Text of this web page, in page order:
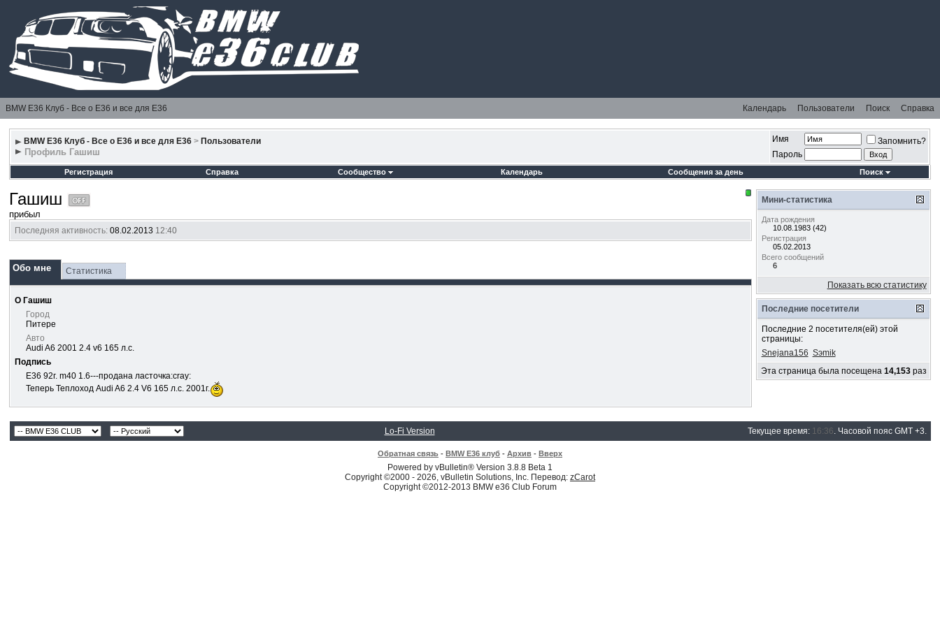
BMW E36 Клуб - Все о Е36 и все для Е36 Календарь Пользователи Поиск Справка
BMW E36 Клуб - Все о Е36 и все для Е36 > Пользователи
Профиль Гашиш
Имя
Запомнить?
Пароль
Регистрация Справка Сообщество Календарь Сообщения за день Поиск
Гашиш
прибыл
Последняя активность: 08.02.2013 12:40
Обо мне Статистика
О Гашиш
Город
Питере
Авто
Audi A6 2001 2.4 v6 165 л.с.
Подпись
Е36 92г. m40 1.6---продана ласточка:cray:
Теперь Теплоход Audi A6 2.4 V6 165 л.с. 2001г.
Мини-статистика
Дата рождения
10.08.1983 (42)
Регистрация
05.02.2013
Всего сообщений
6
Показать всю статистику
Последние посетители
Последние 2 посетителя(ей) этой
страницы:
Snejana156 Sэmik
Эта страница была посещена 14,153раз
Lo-Fi Version Текущее время: 16:36. Часовой пояс GMT +3.
Обратная связь - BMW E36 клуб - Архив - Вверх
Powered by vBulletin® Version 3.8.8 Beta 1
Copyright ©2000 - 2026, vBulletin Solutions, Inc. Перевод: zCarot
Copyright ©2012-2013 BMW e36 Club Forum